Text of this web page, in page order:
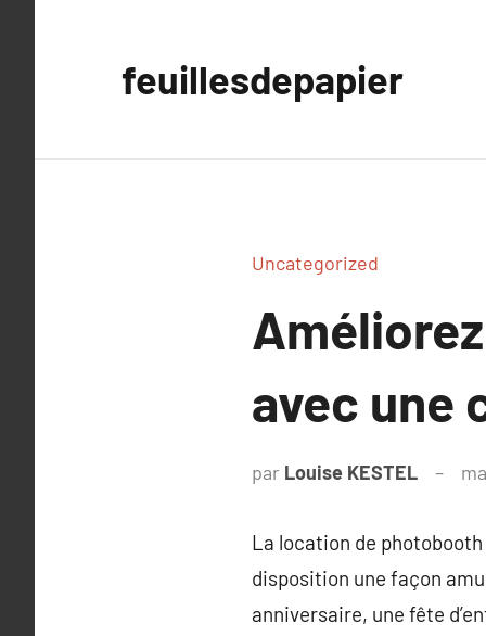
feuillesdepapier
Uncategorized
avec une
par Louise KESTEL
La location de
disposition une façon
anniversaire, une fête